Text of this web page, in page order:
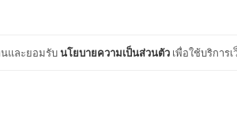
นและยอมรับนโยบายความเป็นส่วนตัว เพื่อใช้บริการ